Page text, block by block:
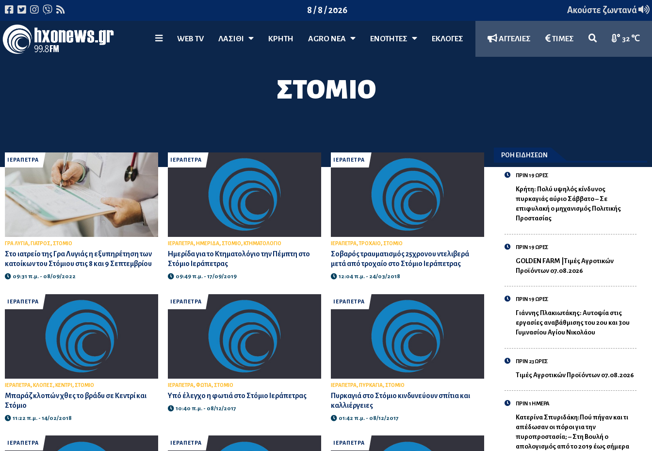
8 / 8 / 2026 Ακούστε ζωντανά
WEB TV ΛΑΣΊΘΙ ΚΡΗΤΗ AGRO ΝΈΑ ΕΝΟΤΗΤΕΣ ΕΚΛΟΓΕΣ ΑΓΓΕΛΙΕΣ ΤΙΜΕΣ 32 ℃
ΣΤΟΜΙΟ
ΙΕΡΑΠΕΤΡΑ
ΓΡΑ ΛΥΓΙΑ, ΓΙΑΤΡΟΣ, ΣΤΟΜΙΟ
Στο ιατρείο της Γρα Λυγιάς η εξυπηρέτηση των
κατοίκων του Στόμιου στις 8 και 9 Σεπτεμβρίου
09:31 π.μ. - 08/09/2022
ΙΕΡΑΠΕΤΡΑ
ΙΕΡΑΠΕΤΡΑ, ΗΜΕΡΙΔΑ, ΣΤΟΜΙΟ, ΚΤΗΜΑΤΟΛΟΓΙΟ
Ημερίδα για το Κτηματολόγιο την Πέμπτη στο
Στόμιο Ιεράπετρας
09:49 π.μ. - 17/09/2019
ΙΕΡΑΠΕΤΡΑ
ΙΕΡΑΠΕΤΡΑ,ΤΡΟΧΑΙΟ, ΣΤΟΜΙΟ
Σοβαρός τραυματισμός 25χρονου ντελιβερά
μετά από τροχαίο στο Στόμιο Ιεράπετρας
12:04 π.μ. - 24/03/2018
ΙΕΡΑΠΕΤΡΑ
ΙΕΡΑΠΕΤΡΑ, ΚΛΟΠΕΣ, ΚΕΝΤΡΙ , ΣΤΟΜΙΟ
Μπαράζ κλοπών χθες το βράδυ σε Κεντρί και
Στόμιο
11:22 π.μ. - 14/02/2018
ΙΕΡΑΠΕΤΡΑ
ΙΕΡΑΠΕΤΡΑ,ΦΩΤΙΑ, ΣΤΟΜΙΟ
Υπό έλεγχο η φωτιά στο Στόμιο Ιεράπετρας
10:40 π.μ. - 08/12/2017
ΙΕΡΑΠΕΤΡΑ
ΙΕΡΑΠΕΤΡΑ, ΠΥΡΚΑΓΙΑ, ΣΤΟΜΙΟ
Πυρκαγιά στο Στόμιο κινδυνεύουν σπίτια και
καλλιέργειες
01:42 π.μ. - 08/12/2017
ΙΕΡΑΠΕΤΡΑ ΙΕΡΑΠΕΤΡΑ ΙΕΡΑΠΕΤΡΑ
ΡΟΗ ΕΙΔΗΣΕΩΝ
ΠΡΙΝ 19 ΩΡΕΣ
Κρήτη: Πολύ υψηλός κίνδυνος
πυρκαγιάς αύριο Σάββατο – Σε
επιφυλακή ο μηχανισμός Πολιτικής
Προστασίας
ΠΡΙΝ 19 ΩΡΕΣ
GOLDEN FARM |Τιμές Αγροτικών
Προϊόντων 07.08.2026
ΠΡΙΝ 19 ΩΡΕΣ
Γιάννης Πλακιωτάκης: Αυτοψία στις
εργασίες αναβάθμισης του 2ου και 3ου
Γυμνασίου Αγίου Νικολάου
ΠΡΙΝ 23 ΩΡΕΣ
Τιμές Αγροτικών Προϊόντων 07.08.2026
ΠΡΙΝ 1 ΗΜΕΡΑ
Κατερίνα Σπυριδάκη:Πού πήγαν και τι
απέδωσαν οι πόροι για την
πυροπροστασία; – Στη Βουλή ο
απολογισμός από το 2019 έως σήμερα